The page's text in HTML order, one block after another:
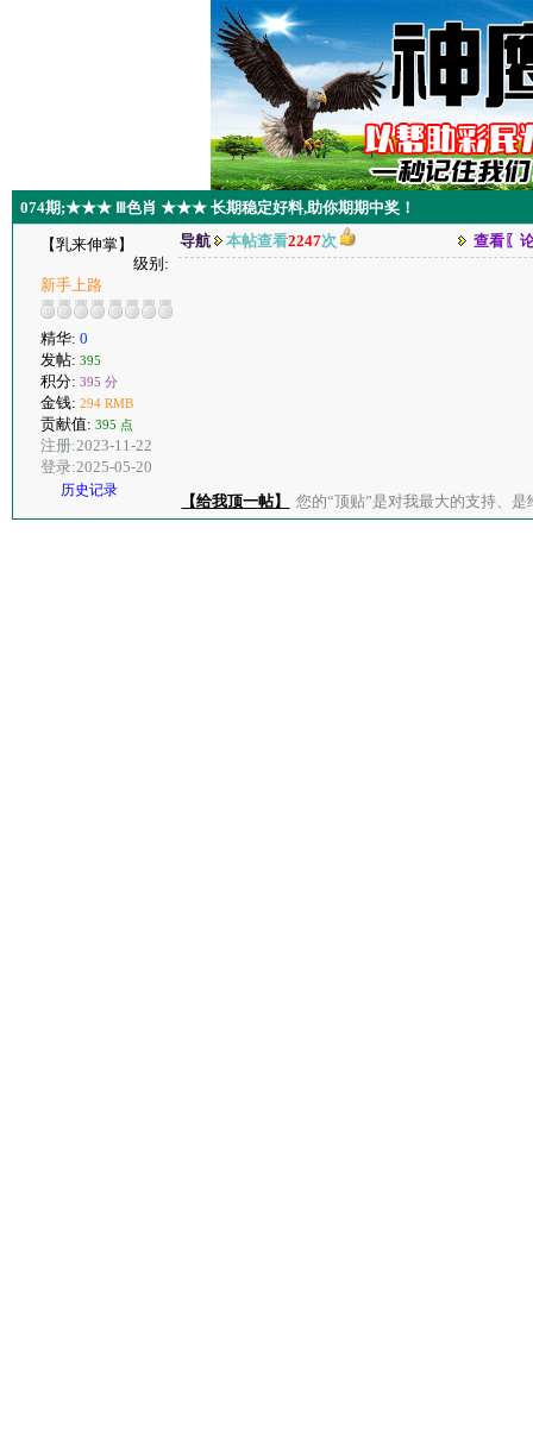
074期;★★★ Ⅲ色肖 ★★★ 长期稳定好料,助你期期中奖！
【乳来伸掌】
级别:
新手上路
精华: 0
发帖: 395
积分: 395 分
金钱: 294 RMB
贡献值: 395 点
注册:2023-11-22
登录:2025-05-20
历史记录
导航 本帖查看2247次 查看〖
【给我顶一帖】 您的“顶贴”是对我最大的支持、